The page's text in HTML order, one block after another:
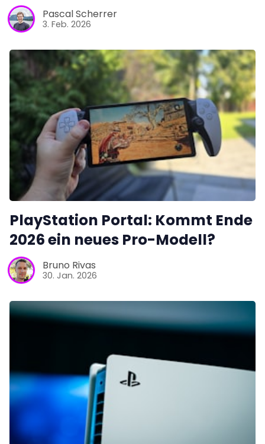
Pascal Scherrer
3. Feb. 2026
PlayStation Portal: Kommt Ende
2026 ein neues Pro-Modell?
Bruno Rivas
30. Jan. 2026